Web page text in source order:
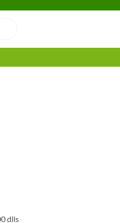
dlls